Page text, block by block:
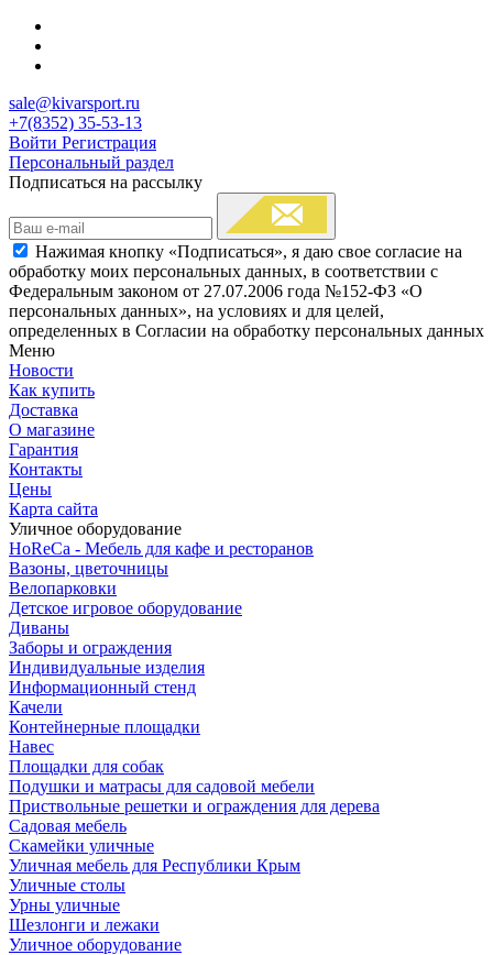
sale@kivarsport.ru
+7(8352) 35-53-13
Войти Регистрация
Персональный раздел
Подписаться на рассылку
Нажимая кнопку «Подписаться», я даю свое согласие на
обработку моих персональных данных, в соответствии с
Федеральным законом от 27.07.2006 года №152-ФЗ «О
персональных данных», на условиях и для целей,
определенных в Согласии на обработку персональных данных
Меню
Новости
Как купить
Доставка
О магазине
Гарантия
Контакты
Цены
Карта сайта
Уличное оборудование
HoReCa - Мебель для кафе и ресторанов
Вазоны, цветочницы
Велопарковки
Детское игровое оборудование
Диваны
Заборы и ограждения
Индивидуальные изделия
Информационный стенд
Качели
Контейнерные площадки
Навес
Площадки для собак
Подушки и матрасы для садовой мебели
Приствольные решетки и ограждения для дерева
Садовая мебель
Скамейки уличные
Уличная мебель для Республики Крым
Уличные столы
Урны уличные
Шезлонги и лежаки
Уличное оборудование